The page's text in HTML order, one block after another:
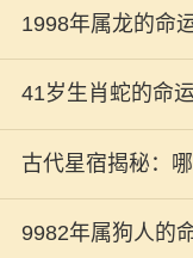
中的命！
1998年属龙的命
生肖人生
41岁生肖蛇的命
与曙光
古代星宿揭秘：
9982年属狗人的